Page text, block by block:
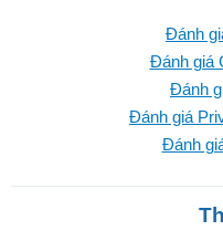
Đánh
Đánh giá
Đánh
Đánh giá
Đánh